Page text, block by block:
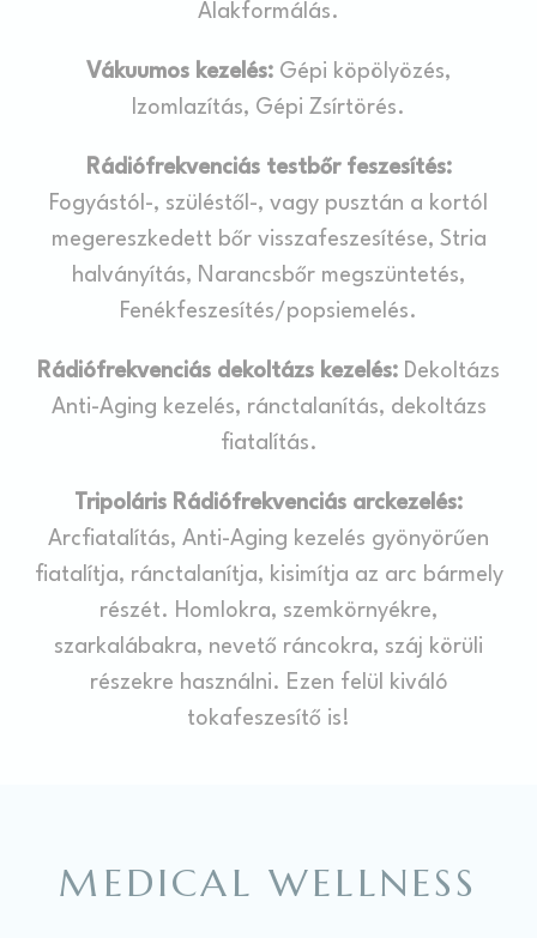
Alakformálás.
Vákuumos kezelés: Gépi köpölyözés,
Izomlazítás, Gépi Zsírtörés.
Rádiófrekvenciás testbőr feszesítés:
Fogyástól-, szüléstől-, vagy pusztán a kortól
megereszkedett bőr visszafeszesítése, Stria
halványítás, Narancsbőr megszüntetés,
Fenékfeszesítés/popsiemelés.
Rádiófrekvenciás dekoltázs kezelés: Dekoltázs
Anti-Aging kezelés, ránctalanítás, dekoltázs
fiatalítás.
Tripoláris Rádiófrekvenciás arckezelés:
Arcfiatalítás, Anti-Aging kezelés gyönyörűen
fiatalítja, ránctalanítja, kisimítja az arc bármely
részét. Homlokra, szemkörnyékre,
szarkalábakra, nevető ráncokra, száj körüli
részekre használni. Ezen felül kiváló
tokafeszesítő is!
MEDICAL WELLNESS